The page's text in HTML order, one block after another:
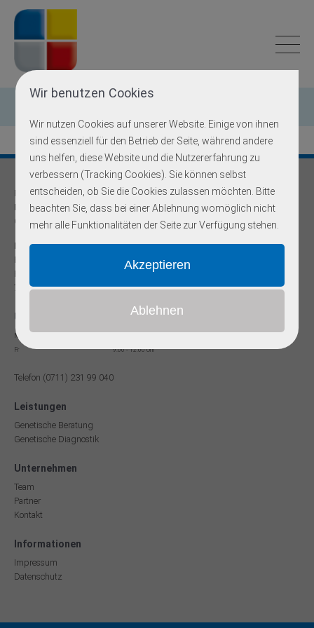
Wir benutzen Cookies
Wir nutzen Cookies auf unserer Website. Einige von ihnen
sind essenziell für den Betrieb der Seite, während andere
uns helfen, diese Website und die Nutzererfahrung zu
verbessern (Tracking Cookies). Sie können selbst
entscheiden, ob Sie die Cookies zulassen möchten. Bitte
beachten Sie, dass bei einer Ablehnung womöglich nicht
mehr alle Funktionalitäten der Seite zur Verfügung stehen.
Praxis für
Humangenetik und Prävention
Onkogenetische Schwerpunktpraxis
Dr. med Robert Hering
Facharzt für Humangenetik
Reinsburgstr. 13
70178 Stuttgart
Unsere Sprechzeiten
Mo - Do
Fr
9:00 - 12:00 Uhr
Telefon (0711) 231 99 040
Leistungen
Genetische Beratung
Genetische Diagnostik
Unternehmen
Team
Partner
Kontakt
Informationen
Impressum
Datenschutz